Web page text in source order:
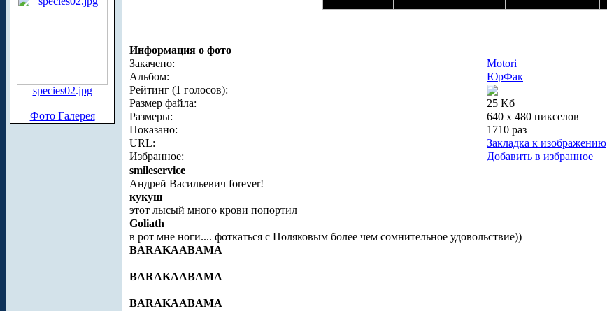
species02.jpg
Фото Галерея
Информация о фото
Закачено:
Motori
Альбом:
ЮрФак
Рейтинг (1 голосов):
Размер файла:
25 Kб
Размеры:
640 x 480 пикселов
Показано:
1710 раз
URL:
Закладка к изображению
Избранное:
Добавить в избранное
smileservice
Андрей Васильевич forever!
кукуш
этот лысый много крови попортил
Goliath
в рот мне ноги.... фоткаться с Поляковым более чем сомнительное удовольствие))
BARAKAABAMA
BARAKAABAMA
BARAKAABAMA